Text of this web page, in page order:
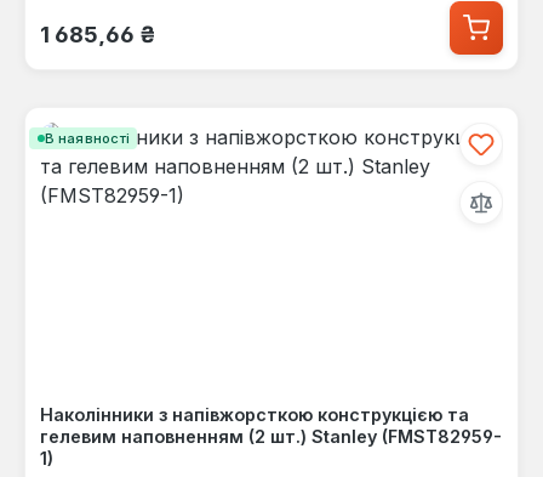
Звичайна ціна:
1 685,66 ₴
В наявності
Наколінники з напівжорсткою конструкцією та
гелевим наповненням (2 шт.) Stanley (FMST82959-
1)